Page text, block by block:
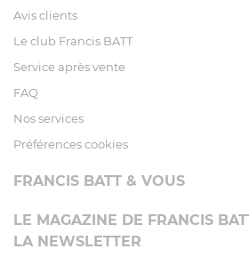
Avis clients
Le club Francis BATT
Service après vente
FAQ
Nos services
Préférences cookies
FRANCIS BATT & VOUS
LE MAGAZINE DE FRANCIS
LA NEWSLETTER